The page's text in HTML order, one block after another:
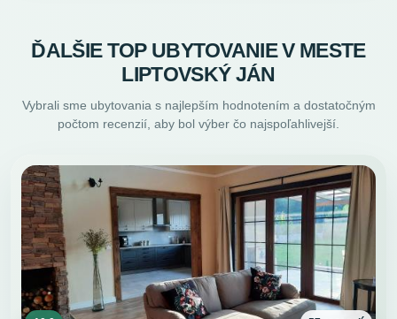
ĎALŠIE TOP UBYTOVANIE V MESTE
LIPTOVSKÝ JÁN
Vybrali sme ubytovania s najlepším hodnotením a dostatočným
počtom recenzií, aby bol výber čo najspoľahlivejší.